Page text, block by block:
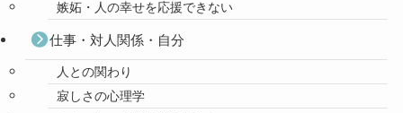
嫉妬・人の幸せを応援できない
仕事・対人関係・自分
人との関わり
寂しさの心理学